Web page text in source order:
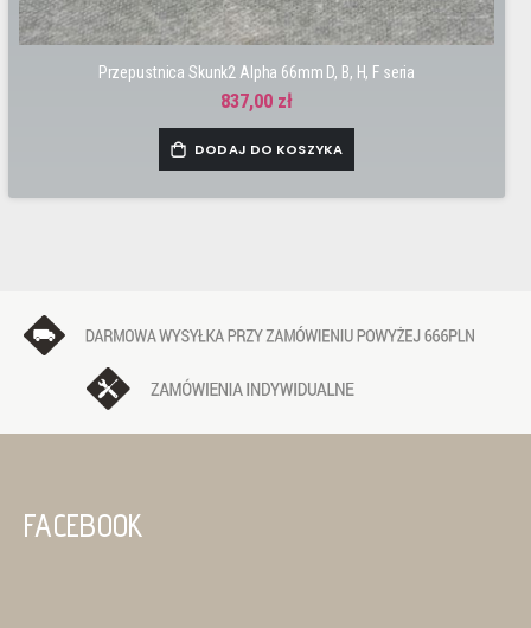
Przepustnica Skunk2 Alpha 66mm D, B, H, F seria
837,00 zł
DODAJ DO KOSZYKA
FACEBOOK